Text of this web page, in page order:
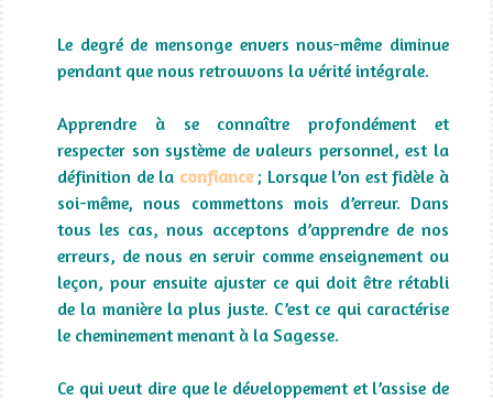
Le degré de mensonge envers nous-même diminue
pendant que nous retrouvons la vérité intégrale.
Apprendre à se connaître profondément et
respecter son système de valeurs personnel, est la
définition de la confiance; Lorsque l’on est fidèle à
soi-même, nous commettons mois d’erreur. Dans
tous les cas, nous acceptons d’apprendre de nos
erreurs, de nous en servir comme enseignement ou
leçon, pour ensuite ajuster ce qui doit être rétabli
de la manière la plus juste. C’est ce qui caractérise
le cheminement menant à la Sagesse.
Ce qui veut dire que le développement et l’assise de